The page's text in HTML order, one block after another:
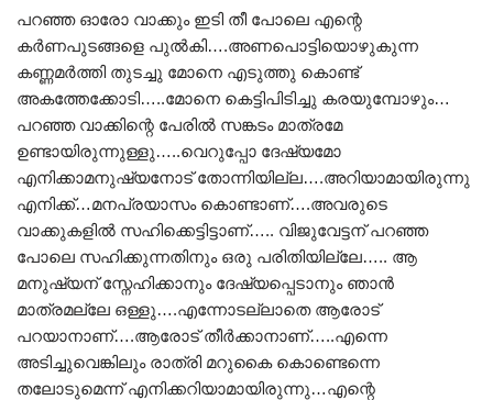
പറഞ്ഞ ഓരോ വാക്കും ഇടി തീ പോലെ എന്റെ
കർണപുടങ്ങളെ പുൽകി….അണപൊട്ടിയൊഴുകുന്ന
കണ്ണമർത്തി തുടച്ചു മോനെ എടുത്തു കൊണ്ട്
അകത്തേക്കോടി…..മോനെ കെട്ടിപിടിച്ചു കരയുമ്പോഴും…
പറഞ്ഞ വാക്കിന്റെ പേരിൽ സങ്കടം മാത്രമേ
ഉണ്ടായിരുന്നുള്ളു…..വെറുപ്പോ ദേഷ്യമോ
എനിക്കാമനുഷ്യനോട് തോന്നിയില്ല….അറിയാമായിരുന്നു
എനിക്ക്…മനപ്രയാസം കൊണ്ടാണ്….അവരുടെ
വാക്കുകളിൽ സഹിക്കെട്ടിട്ടാണ്….. വിജുവേട്ടന് പറഞ്ഞ
പോലെ സഹിക്കുന്നതിനും ഒരു പരിതിയില്ലേ….. ആ
മനുഷ്യന് സ്നേഹിക്കാനും ദേഷ്യപ്പെടാനും ഞാൻ
മാത്രമല്ലേ ഒള്ളു….എന്നോടല്ലാതെ ആരോട്
പറയാനാണ്….ആരോട് തീർക്കാനാണ്…..എന്നെ
അടിച്ചുവെങ്കിലും രാത്രി മറുകൈ കൊണ്ടെന്നെ
തലോടുമെന്ന് എനിക്കറിയാമായിരുന്നു…എന്റെ